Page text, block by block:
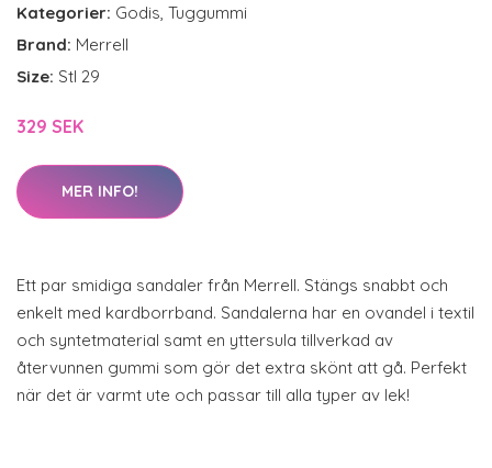
Kategorier: Godis Tuggummi
Brand: Merrell
Size: Stl 29
329 SEK
MER INFO!
Ett par smidiga sandaler från Merrell. Stängs snabbt och
enkelt med kardborrband. Sandalerna har en ovandel i textil
och syntetmaterial samt en yttersula tillverkad av
återvunnen gummi som gör det extra skönt att gå. Perfekt
när det är varmt ute och passar till alla typer av lek!